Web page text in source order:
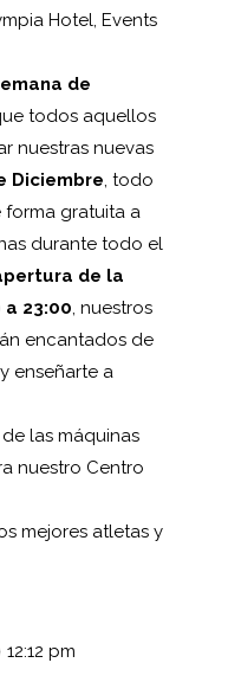
Hotel, Events
de
todos aquellos
nuestras nuevas
Diciembre, todo
gratuita a
durante todo el
de la
23:00, nuestros
encantados de
enseñarte a
las máquinas
nuestro Centro
mejores atletas y
12:12 pm